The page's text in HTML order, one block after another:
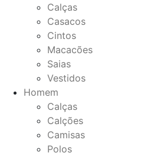
Calças
Casacos
Cintos
Macacões
Saias
Vestidos
Homem
Calças
Calções
Camisas
Polos